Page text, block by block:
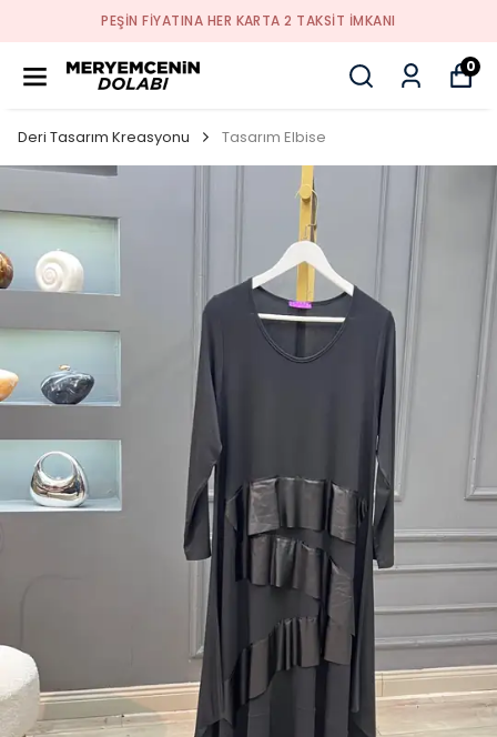
PEŞİN FİYATINA HER KARTA 2 TAKSİT İMKANI
0
Deri Tasarım Kreasyonu Tasarım Elbise